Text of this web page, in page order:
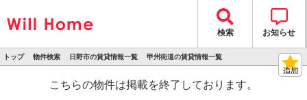
検索 お知らせ
トップ 物件検索 日野市の賃貸情報一覧 甲州街道の賃貸情報一覧
こちらの物件は掲載を終了しております。